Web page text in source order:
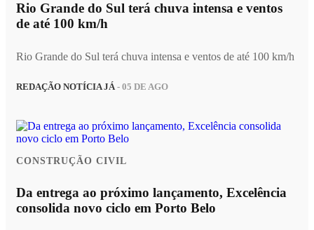
Rio Grande do Sul terá chuva intensa e ventos
de até 100 km/h
Rio Grande do Sul terá chuva intensa e ventos de até 100 km/h
REDAÇÃO NOTÍCIA JÁ - 05 DE AGO
CONSTRUÇÃO CIVIL
Da entrega ao próximo lançamento, Excelência
consolida novo ciclo em Porto Belo